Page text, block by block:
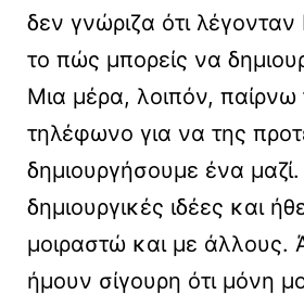
δεν γνώριζα ότι
το πώς μπορείς να
Μια μέρα, λοιπόν,
τηλέφωνο για να της
δημιουργήσουμε ένα
δημιουργικές ιδέες και
μοιραστώ και με άλλους.
ήμουν σίγουρη ότι μόνη